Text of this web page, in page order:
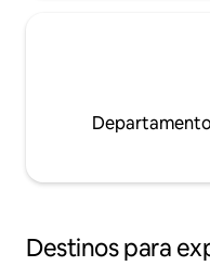
Destinos para